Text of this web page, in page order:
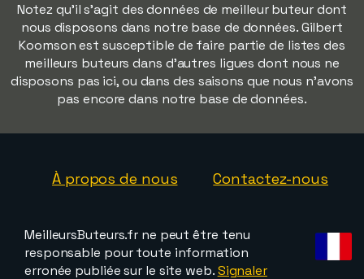
Notez qu'il s'agit des données de meilleur buteur dont
nous disposons dans notre base de données. Gilbert
Koomson est susceptible de faire partie de listes des
meilleurs buteurs dans d'autres ligues dont nous ne
disposons pas ici, ou dans des saisons que nous n'avons
pas encore dans notre base de données.
À propos de nous Contactez-nous
MeilleursButeurs.fr ne peut être tenu
responsable pour toute information
erronée publiée sur le site web.Signaler